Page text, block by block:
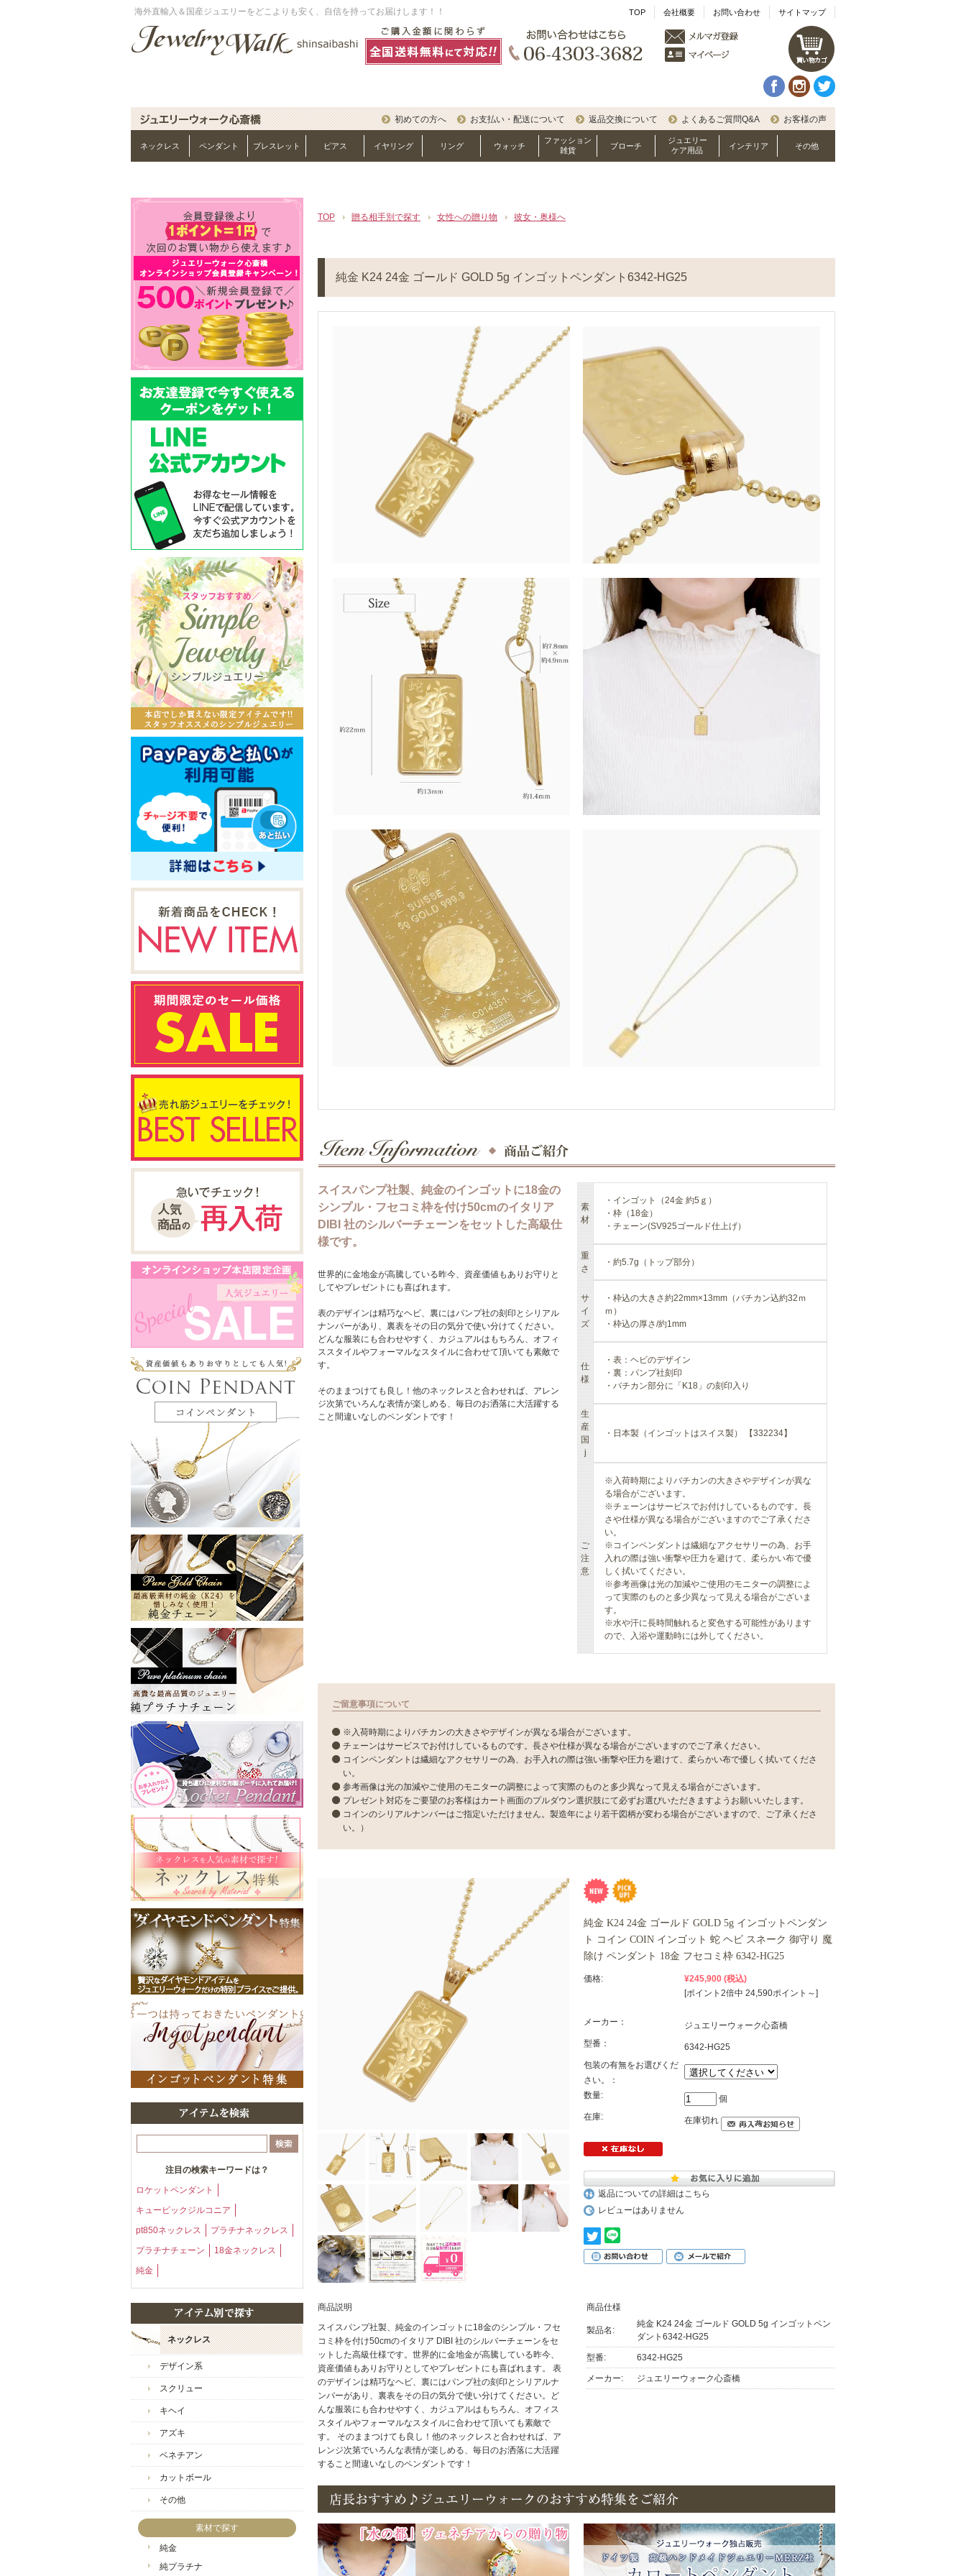
TOP 会社概要 お問い合わせ サイトマップ
海外直輸入＆国産ジュエリーをどこよりも安く、自信を持ってお届けします！！
初めての方へ お支払い・配送について 返品交換について よくあるご質問Q&A お客様の声
ネックレス ペンダント ブレスレット ピアス イヤリング リング ウォッチ
ファッション
雑貨
ブローチ
ジュエリー
ケア用品
インテリア その他
TOP 贈る相手別で探す 女性への贈り物 彼女・奥様へ
純金 K24 24金 ゴールド GOLD 5g インゴットペンダント6342-HG25
スイスパンプ社製、純金のインゴットに18金の
シンプル・フセコミ枠を付け50cmのイタリア
DIBI 社のシルバーチェーンをセットした高級仕
様です。
世界的に金地金が高騰している昨今、資産価値もありお守りと
してやプレゼントにも喜ばれます。
表のデザインは精巧なヘビ、裏にはパンプ社の刻印とシリアル
ナンバーがあり、裏表をその日の気分で使い分けてください。
どんな服装にも合わせやすく、カジュアルはもちろん、オフィ
ススタイルやフォーマルなスタイルに合わせて頂いても素敵で
す。
そのままつけても良し！他のネックレスと合わせれば、アレン
ジ次第でいろんな表情が楽しめる、毎日のお洒落に大活躍する
こと間違いなしのペンダントです！
素
材
・インゴット（24金 約5ｇ）
・枠（18金）
・チェーン(SV925ゴールド仕上げ）
重
さ
・約5.7g（トップ部分）
サ
イ
ズ
・枠込の大きさ約22mm×13mm（バチカン込約32ｍ
ｍ）
・枠込の厚さ/約1mm
仕
様
・表：ヘビのデザイン
・裏：パンプ社刻印
・バチカン部分に「K18」の刻印入り
生
産
国
j
・日本製（インゴットはスイス製） 【332234】
ご
注
意
※入荷時期によりバチカンの大きさやデザインが異な
る場合がございます。
※チェーンはサービスでお付けしているものです。長
さや仕様が異なる場合がございますのでご了承くださ
い。
※コインペンダントは繊細なアクセサリーの為、お手
入れの際は強い衝撃や圧力を避けて、柔らかい布で優
しく拭いてください。
※参考画像は光の加減やご使用のモニターの調整によ
って実際のものと多少異なって見える場合がございま
す。
※水や汗に長時間触れると変色する可能性があります
ので、入浴や運動時には外してください。
ご留意事項について
※入荷時期によりバチカンの大きさやデザインが異なる場合がございます。
チェーンはサービスでお付けしているものです。長さや仕様が異なる場合がございますのでご了承ください。
コインペンダントは繊細なアクセサリーの為、お手入れの際は強い衝撃や圧力を避けて、柔らかい布で優しく拭いてくださ
い。
参考画像は光の加減やご使用のモニターの調整によって実際のものと多少異なって見える場合がございます。
プレゼント対応をご要望のお客様はカート画面のプルダウン選択肢にて必ずお選びいただきますようお願いいたします。
コインのシリアルナンバーはご指定いただけません。製造年により若干図柄が変わる場合がございますので、ご了承くださ
い。）
純金 K24 24金 ゴールド GOLD 5g インゴットペンダン
ト コイン COIN インゴット 蛇 ヘビ スネーク 御守り 魔
除け ペンダント 18金 フセコミ枠 6342-HG25
価格: ¥245,900 (税込)
[ポイント2倍中 24,590ポイント～]
メーカー：
ジュエリーウォーク心斎橋
型番：
6342-HG25
包装の有無をお選びくだ
さい。：
数量:
個
在庫:
在庫切れ
返品についての詳細はこちら
レビューはありません
商品説明
スイスパンプ社製、純金のインゴットに18金のシンプル・フセ
コミ枠を付け50cmのイタリア DIBI 社のシルバーチェーンをセ
ットした高級仕様です。世界的に金地金が高騰している昨今、
資産価値もありお守りとしてやプレゼントにも喜ばれます。 表
のデザインは精巧なヘビ、裏にはパンプ社の刻印とシリアルナ
ンバーがあり、裏表をその日の気分で使い分けてください。ど
んな服装にも合わせやすく、カジュアルはもちろん、オフィス
スタイルやフォーマルなスタイルに合わせて頂いても素敵で
す。 そのままつけても良し！他のネックレスと合わせれば、ア
レンジ次第でいろんな表情が楽しめる、毎日のお洒落に大活躍
すること間違いなしのペンダントです！
商品仕様
製品名:
純金 K24 24金 ゴールド GOLD 5g インゴットペン
ダント6342-HG25
型番: 6342-HG25
メーカー: ジュエリーウォーク心斎橋
注目の検索キーワードは？
ロケットペンダント
キュービックジルコニア
pt850ネックレス
プラチナネックレス
プラチナチェーン
18金ネックレス
純金
ネックレス
デザイン系
スクリュー
キヘイ
アズキ
ベネチアン
カットボール
その他
素材で探す
純金
純プラチナ